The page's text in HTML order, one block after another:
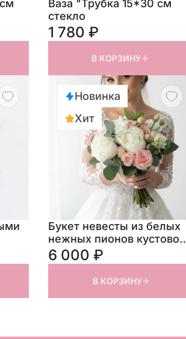
Ваза "Трубка 15*30 см
стекло
1 780 ₽
В КОРЗИНУ
Новинка
Хит
Букет невесты из белых
нежных пионов кустовой
розы и лизиантуса
6 000 ₽
В КОРЗИНУ